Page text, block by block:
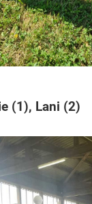
(1), Lani (2)